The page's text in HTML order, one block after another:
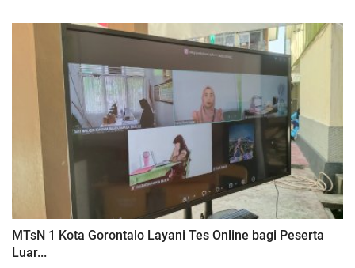
MTsN 1 Kota Gorontalo Layani Tes Online bagi Peserta
Luar...